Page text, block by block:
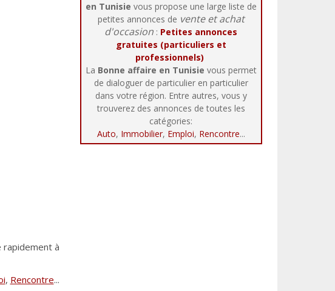
à
, Rencontre...
en Tunisie vous propose une large liste de
petites annonces de vente et achat
d'occasion : Petites annonces
gratuites (particuliers et
professionnels)
La Bonne affaire en Tunisie vous permet
de dialoguer de particulier en particulier
dans votre région. Entre autres, vous y
trouverez des annonces de toutes les
catégories:
Auto, Immobilier, Emploi, Rencontre...